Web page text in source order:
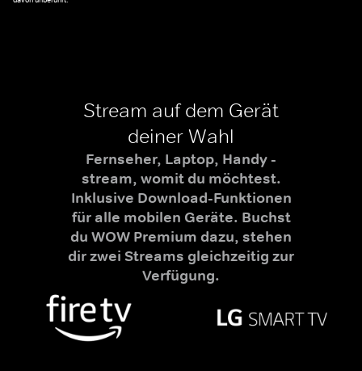
Stream auf dem Gerät
deiner Wahl
Fernseher, Laptop, Handy -
stream, womit du möchtest.
Inklusive Download-Funktionen
für alle mobilen Geräte. Buchst
du WOW Premium dazu, stehen
dir zwei Streams gleichzeitig zur
Verfügung.